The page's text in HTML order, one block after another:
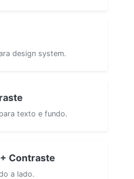
design system.
texto e fundo.
Contraste
a lado.